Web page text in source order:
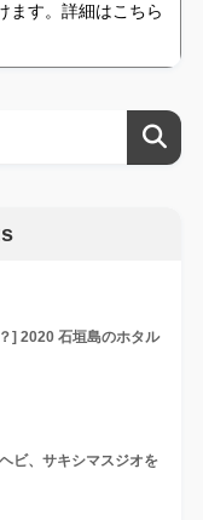
ます。詳細はこちら
] 2020 石垣島のホタル
ビ、サキシマスジオを